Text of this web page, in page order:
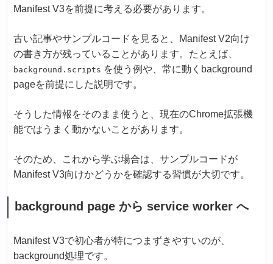
Manifest V3を前提に考える必要があります。
古い記事やサンプルコードを見ると、Manifest V2向け
の書き方が残っていることがあります。たとえば、
background.scripts を使う例や、常に動くbackground
pageを前提にした説明です。
そうした情報をそのまま使うと、現在のChrome拡張機
能ではうまく動かないことがあります。
そのため、これから学ぶ場合は、サンプルコードが
Manifest V3向けかどうかを確認する習慣が大切です。
background page から service worker へ
Manifest V3で初心者が特につまずきやすいのが、
background処理です。